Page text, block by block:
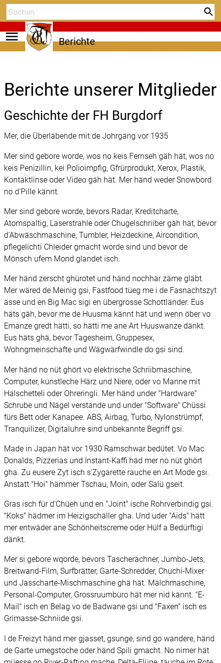
menu Berichte
Berichte unserer Mitglieder
Geschichte der FH Burgdorf
Mer, die Überläbende mit de Johrgäng vor 1935
Mer sind gebore worde, wos no keis Fernseh gäh hät, wos no
keis Penizillin, kei Polioimpfig, Gfrürprodukt, Xerox, Plastik,
Kontaktlinse oder Video gäh hät. Mer händ weder Snowbord
no d'Pille kännt.
Mer sind gebore worde, bevors Radar, Kreditcharte,
Atomspaltig, Laserstrahle oder Chugelschriiber gäh hät, bevor
d'Abwäschmaschine, Tumbler, Heizdeckine, Aircondition,
pflegelichti Chleider gmacht worde sind und bevor de
Mönsch ufem Mond glandet isch.
Mer händ zerscht ghürotet und händ nochhär zäme gläbt.
Mer wäred de Meinig gsi, Fastfood tüeg me i de Fasnachtszyt
ässe und en Big Mac sigi en übergrosse Schottländer. Eus
häts gäh, bevor me de Huusma kännt hät und wenn öber vo
Emanze gredt hätti, so hätti me ane Art Huuswanze dänkt.
Eus häts ghä, bevor Tagesheim, Gruppesex,
Wohngmeinschafte und Wägwärfwindle do gsi sind.
Mer händ no nüt ghört vo elektrische Schriibmaschine,
Computer, künstleche Härz und Niere, oder vo Manne mit
Halschetteli oder Ohreringli. Mer händ under "Hardware"
Schrube und Nägel verstande und under "Software" Chüssi
fürs Bett oder Kanapee. ABS, Airbag, Turbo, Nylonstrümpf,
Tranquilizer, Digitaluhre sind unbekannte Begriff gsi.
Made in Japan hät vor 1930 Ramschwar bedütet. Vo Mac
Donalds, Pizzerias und Instant-Kaffi häd mer no nüt ghört
gha. Zu eusere Zyt isch s'Zygarette rauche en Art Mode gsi.
Anstatt "Hoi" hämmer Tschau, Moin, oder Salü gseit.
Gras isch für d'Chüeh und en "Joint" ische Rohrverbindig gsi.
"Koks" hädmer im Heizigschäller gha. Und uder "Aids" hätt
mer entwäder ane Schönheitscreme oder Hülf a Bedürftigi
dänkt.
Mer si gebore wqorde, bevors Tascherächner, Jumbo-Jets,
Breitwand-Film, Surfbrätter, Garte-Schredder, Chuchi-Mixer
und Jasscharte-Mischmaschine ghä hät. Mälchmaschine,
Personal-Computer, Grossruumbüro hät mer nid kännt. "E-
Mail" isch en Belag vo de Badwane gsi und "Faxen" isch es
Grimasse-Schniide gsi.
I de Freizyt händ mer gjasset, gsunge, sind go wandere, händ
de Garte umegstoche oder händ Spili gmacht. No nimer hät